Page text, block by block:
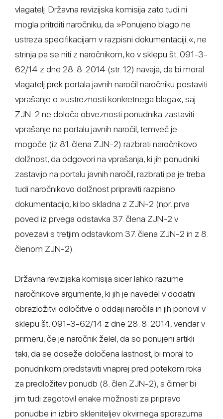
vlagatelj. Državna revizijska komisija zato tudi ni
mogla pritrditi naročniku, da »Ponujeno blago ne
ustreza specifikacijam v razpisni dokumentaciji.«, ne
strinja pa se niti z naročnikom, ko v sklepu št. 091-3-
62/14 z dne 28. 8. 2014 (str. 12) navaja, da bi moral
vlagatelj prek portala javnih naročil naročniku postaviti
vprašanje o »ustreznosti konkretnega blaga«, saj
ZJN-2 ne določa obveznosti ponudnika zastaviti
vprašanje na portalu javnih naročil, temveč je
mogoče (iz 81. člena ZJN-2) razbrati naročnikovo
dolžnost, da odgovori na vprašanja, ki jih ponudniki
zastavijo na portalu javnih naročil, razbrati pa je treba
tudi naročnikovo dolžnost pripraviti razpisno
dokumentacijo, ki bo skladna z ZJN-2 (npr. prva
poved iz prvega odstavka 37. člena ZJN-2 v
povezavi s tretjim odstavkom 37. člena ZJN-2 in z 8.
členom ZJN-2).
Državna revizijska komisija sicer lahko razume
naročnikove argumente, ki jih je navedel v dodatni
obrazložitvi odločitve o oddaji naročila in jih ponovil v
sklepu št. 091-3-62/14 z dne 28. 8. 2014, vendar v
primeru, če je naročnik želel, da so ponujeni artikli
taki, da se doseže določena lastnost, bi moral to
ponudnikom predstaviti vnaprej pred potekom roka
za predložitev ponudb (8. člen ZJN-2), s čimer bi
jim tudi zagotovil enake možnosti za pripravo
ponudbe in izbiro skleniteljev okvirnega sporazuma